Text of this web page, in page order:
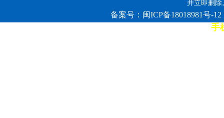
并立即删除
备案号：闽ICP备18018981号-12
7*12小时客服热线: 康师傅手